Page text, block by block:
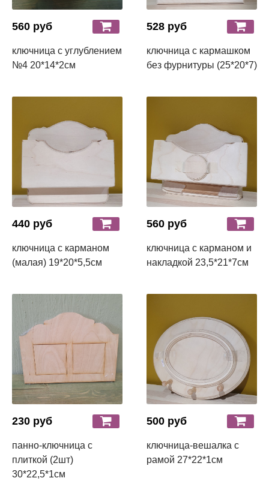
560 руб
ключница с углублением
№4 20*14*2см
528 руб
ключница с кармашком
без фурнитуры (25*20*7)
440 руб
ключница с карманом
(малая) 19*20*5,5см
560 руб
ключница с карманом и
накладкой 23,5*21*7см
230 руб
панно-ключница с
плиткой (2шт)
30*22,5*1см
500 руб
ключница-вешалка с
рамой 27*22*1см